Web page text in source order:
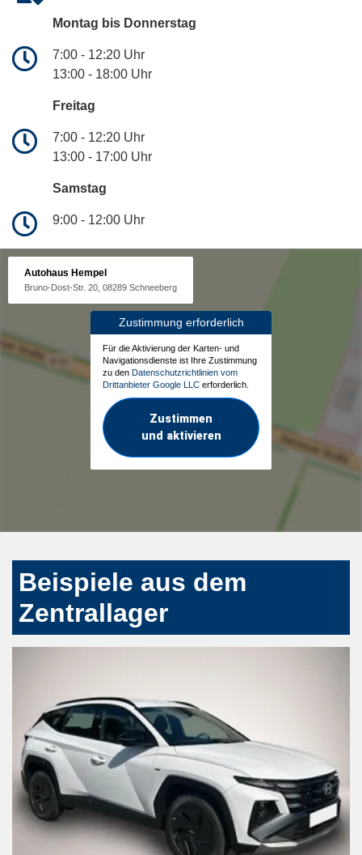
Montag bis Donnerstag
7:00 - 12:20 Uhr
13:00 - 18:00 Uhr
Freitag
7:00 - 12:20 Uhr
13:00 - 17:00 Uhr
Samstag
9:00 - 12:00 Uhr
Autohaus Hempel
Bruno-Dost-Str. 20, 08289 Schneeberg
Zustimmung erforderlich
Für die Aktivierung der Karten- und
Navigationsdienste ist Ihre Zustimmung
zu den Datenschutzrichtlinien vom
Drittanbieter Google LLC erforderlich.
Zustimmen
und aktivieren
Beispiele aus dem
Zentrallager